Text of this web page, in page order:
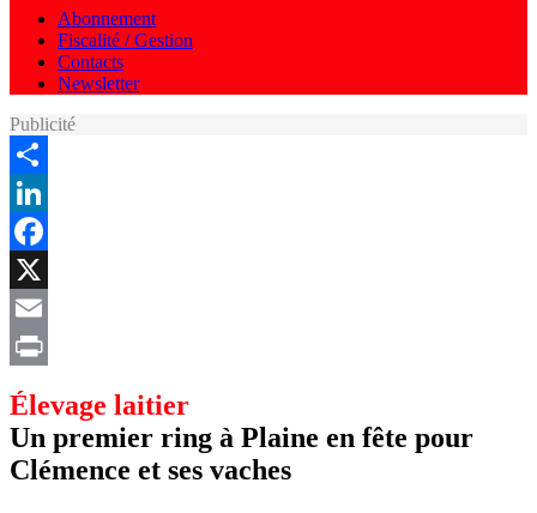
Abonnement
Fiscalité / Gestion
Contacts
Newsletter
Publicité
Share
LinkedIn
Facebook
X
Email
Élevage laitier
Un premier ring à Plaine en fête pour
Clémence et ses vaches